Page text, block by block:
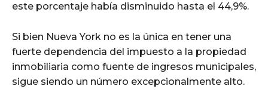
este porcentaje había disminuido hasta el 44,9%.
Si bien Nueva York no es la única en tener una
fuerte dependencia del impuesto a la propiedad
inmobiliaria como fuente de ingresos municipales,
sigue siendo un número excepcionalmente alto.